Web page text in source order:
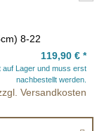
119,90 € *
auf Lager und muss erst
nachbestellt werden.
Versandkosten